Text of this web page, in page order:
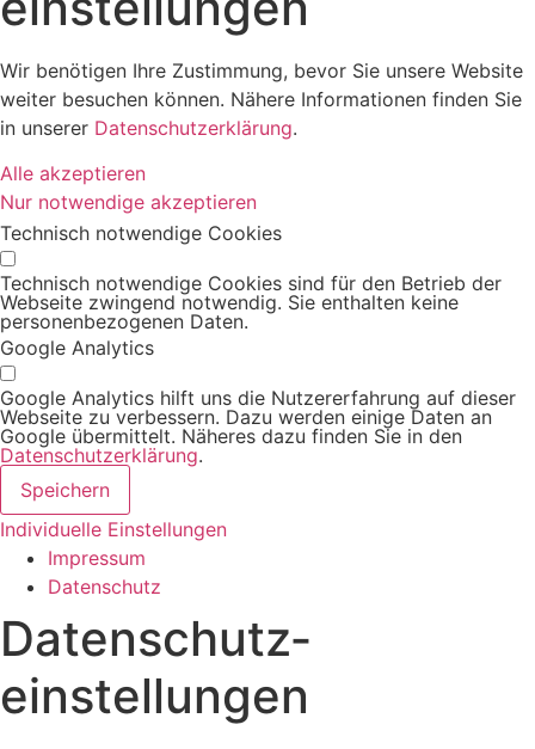
Wir benötigen Ihre Zustimmung, bevor Sie unsere Website
weiter besuchen können. Nähere Informationen finden Sie
in unserer Datenschutzerklärung.
Alle akzeptieren
Nur notwendige akzeptieren
Technisch notwendige Cookies
Technisch notwendige Cookies sind für den Betrieb der
Webseite zwingend notwendig. Sie enthalten keine
personenbezogenen Daten.
Google Analytics
Google Analytics hilft uns die Nutzererfahrung auf dieser
Webseite zu verbessern. Dazu werden einige Daten an
Google übermittelt. Näheres dazu finden Sie in den
Datenschutzerklärung.
Speichern
Individuelle Einstellungen
Impressum
Datenschutz
Datenschutz­
einstellungen